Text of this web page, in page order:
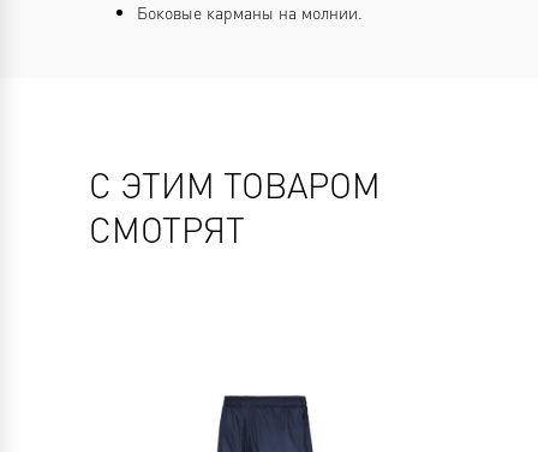
Боковые карманы на молнии.
С ЭТИМ ТОВАРОМ
СМОТРЯТ